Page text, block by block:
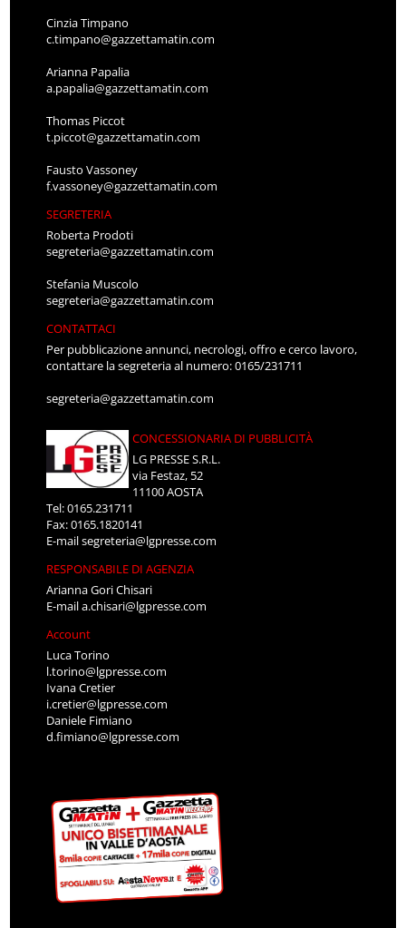
Cinzia Timpano
c.timpano@gazzettamatin.com
Arianna Papalia
a.papalia@gazzettamatin.com
Thomas Piccot
t.piccot@gazzettamatin.com
Fausto Vassoney
f.vassoney@gazzettamatin.com
SEGRETERIA
Roberta Prodoti
segreteria@gazzettamatin.com
Stefania Muscolo
segreteria@gazzettamatin.com
CONTATTACI
Per pubblicazione annunci, necrologi, offro e cerco lavoro,
contattare la segreteria al numero: 0165/231711
segreteria@gazzettamatin.com
CONCESSIONARIA DI PUBBLICITÀ
LG PRESSE S.R.L.
via Festaz, 52
11100 AOSTA
Tel: 0165.231711
Fax: 0165.1820141
E-mailsegreteria@lgpresse.com
RESPONSABILE DI AGENZIA
Arianna Gori Chisari
E-maila.chisari@lgpresse.com
Account
Luca Torino
l.torino@lgpresse.com
Ivana Cretier
i.cretier@lgpresse.com
Daniele Fimiano
d.fimiano@lgpresse.com